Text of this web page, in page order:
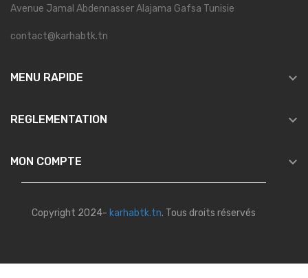
Avenue Jamal Abdennasser Alajama Gafsa Tunisie
contact@karhabtk.tn
MENU RAPIDE 
REGLEMENTATION 
MON COMPTE 
Copyright 2024- karhabtk.tn. Tous droits réservés